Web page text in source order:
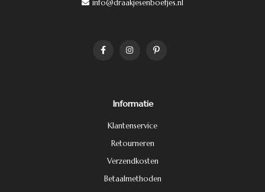
info@draakjesenboefjes.nl
Informatie
Klantenservice
Retourneren
Verzendkosten
Betaalmethoden